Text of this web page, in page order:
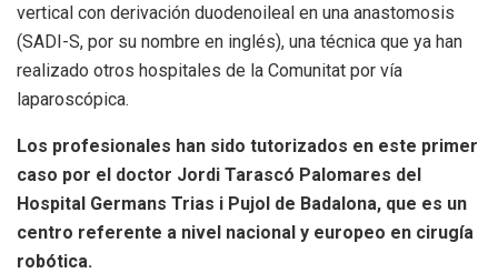
vertical con derivación duodenoileal en una anastomosis
(SADI-S, por su nombre en inglés), una técnica que ya han
realizado otros hospitales de la Comunitat por vía
laparoscópica.
Los profesionales han sido tutorizados en este primer
caso por el doctor Jordi Tarascó Palomares del
Hospital Germans Trias i Pujol de Badalona, que es un
centro referente a nivel nacional y europeo en cirugía
robótica.